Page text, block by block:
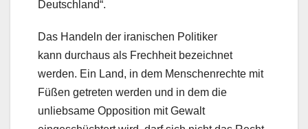
Deutschland“.
Das Handeln der iranischen Politiker
kann durchaus als Frechheit bezeichnet
werden. Ein Land, in dem Menschenrechte mit
Füßen getreten werden und in dem die
unliebsame Opposition mit Gewalt